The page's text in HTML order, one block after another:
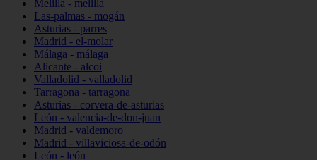
Melilla - melilla
Las-palmas - mogán
Asturias - parres
Madrid - el-molar
Málaga - málaga
Alicante - alcoi
Valladolid - valladolid
Tarragona - tarragona
Asturias - corvera-de-asturias
León - valencia-de-don-juan
Madrid - valdemoro
Madrid - villaviciosa-de-odón
León - león